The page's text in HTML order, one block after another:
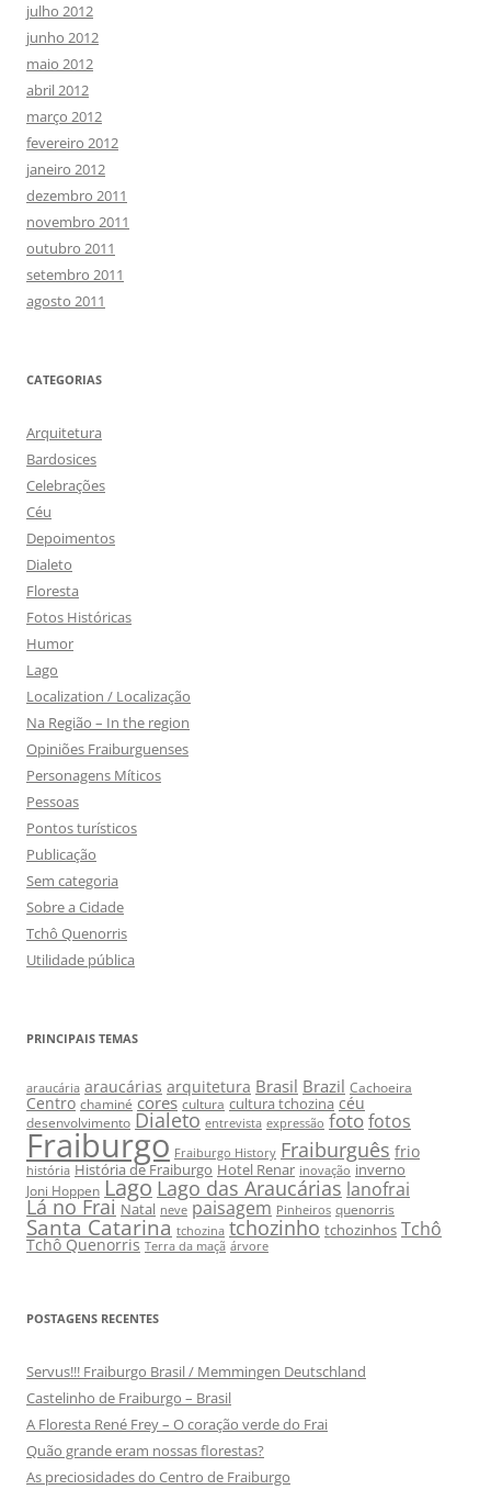
julho 2012
junho 2012
maio 2012
abril 2012
março 2012
fevereiro 2012
janeiro 2012
dezembro 2011
novembro 2011
outubro 2011
setembro 2011
agosto 2011
CATEGORIAS
Arquitetura
Bardosices
Celebrações
Céu
Depoimentos
Dialeto
Floresta
Fotos Históricas
Humor
Lago
Localization / Localização
Na Região – In the region
Opiniões Fraiburguenses
Personagens Míticos
Pessoas
Pontos turísticos
Publicação
Sem categoria
Sobre a Cidade
Tchô Quenorris
Utilidade pública
PRINCIPAIS TEMAS
araucária araucárias arquitetura Brasil Brazil Cachoeira
Centro chaminé cores cultura cultura tchozina céu
desenvolvimento Dialeto entrevista expressão fotofotos
Fraiburgo Fraiburgo History Fraiburguês frio
história História de Fraiburgo Hotel Renar inovação inverno
Joni Hoppen Lago Lago das Araucárias lanofrai
Lá no Frai Natal neve paisagem Pinheiros quenorris
Santa Catarina tchozina tchozinho tchozinhos Tchô
Tchô Quenorris Terra da maçã árvore
POSTAGENS RECENTES
Servus!!! Fraiburgo Brasil / Memmingen Deutschland
Castelinho de Fraiburgo – Brasil
A Floresta René Frey – O coração verde do Frai
Quão grande eram nossas florestas?
As preciosidades do Centro de Fraiburgo